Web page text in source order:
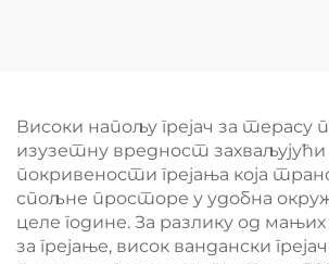
Високи напољу грејач за терасу
изузетну вредност
покривености грејања која
спољне просторе у удобна
целе године. За разлику од
за грејање, висок вандански